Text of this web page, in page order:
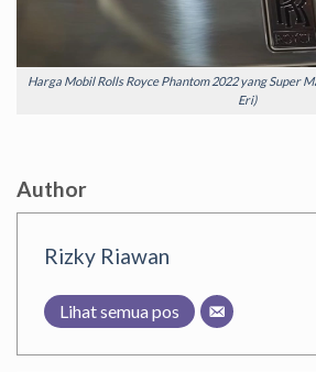
Harga Mobil Rolls Royce Phantom 2022 yang Super
Eri)
Author
Rizky Riawan
Lihat semua pos